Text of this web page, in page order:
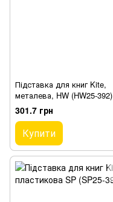
Підставка для книг Kite,
металева, HW (HW25-392)
301.7 грн
Купити